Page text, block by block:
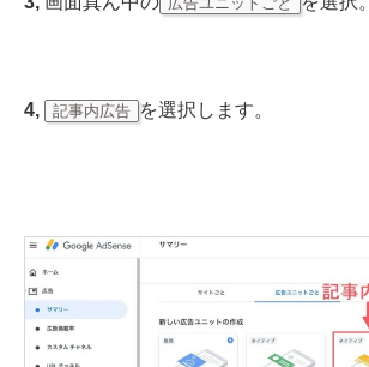
4, 記事内広告 を選択します。